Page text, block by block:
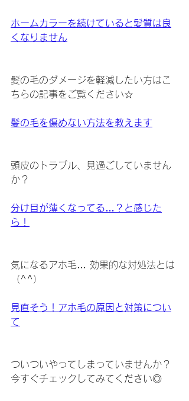
ホームカラーを続けていると髪質は良
くなりません
髪の毛のダメージを軽減したい方はこ
ちらの記事をご覧ください☆
髪の毛を傷めない方法を教えます
頭皮のトラブル、見過ごしていません
か？
分け目が薄くなってる…？と感じた
ら！
気になるアホ毛… 効果的な対処法とは
（^^）
見直そう！アホ毛の原因と対策につい
て
ついついやってしまっていませんか？
今すぐチェックしてみてください◎